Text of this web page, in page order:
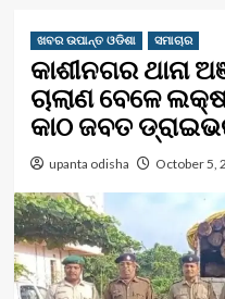
ଖବର ଉପାନ୍ତ ଓଡିଶା ସମାଚାର
କାଶୀନଗର ଥାନା
ଚାଲାଣ ବେଳେ
କାଠ ଜବତ
upanta odisha October 5,